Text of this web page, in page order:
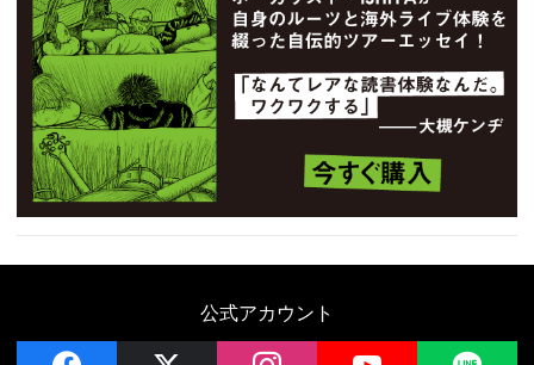
公式アカウント